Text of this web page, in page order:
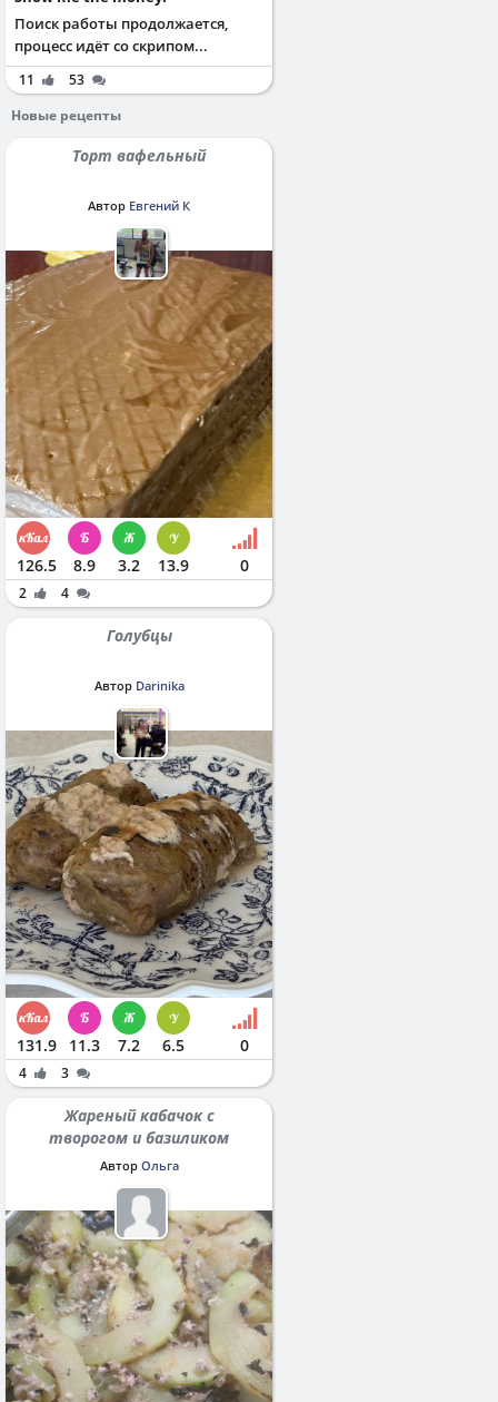
Поиск работы продолжается,
процесс идёт со скрипом...
11
53
Новые рецепты
Торт вафельный
Автор Евгений К
126.5 8.9 3.2 13.9 0
2 4
Голубцы
Автор Darinika
131.9 11.3 7.2 6.5 0
4 3
Жареный кабачок с
творогом и базиликом
Автор Ольга